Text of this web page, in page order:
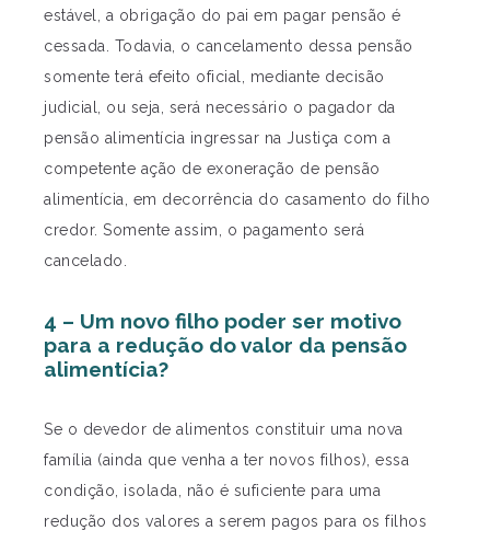
estável, a obrigação do pai em pagar pensão é
cessada. Todavia, o cancelamento dessa pensão
somente terá efeito oficial, mediante decisão
judicial, ou seja, será necessário o pagador da
pensão alimentícia ingressar na Justiça com a
competente ação de exoneração de pensão
alimentícia, em decorrência do casamento do filho
credor. Somente assim, o pagamento será
cancelado.
4 – Um novo filho poder ser motivo
para a redução do valor da pensão
alimentícia?
Se o devedor de alimentos constituir uma nova
família (ainda que venha a ter novos filhos), essa
condição, isolada, não é suficiente para uma
redução dos valores a serem pagos para os filhos